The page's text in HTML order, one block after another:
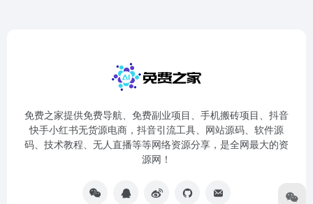
免费之家提供免费导航、免费副业项目、手机搬砖项目、抖音
快手小红书无货源电商，抖音引流工具、网站源码、软件源
码、技术教程、无人直播等等网络资源分享，是全网最大的资
源网！